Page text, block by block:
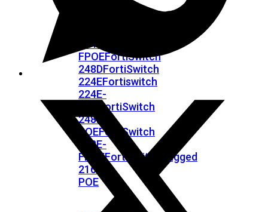
224D-
FPOEFortiSwitch
248DFortiSwitch
224EFortiswitch
224E-
FortiSwitch
248E-
POEFortiSwitch
248E-
FPOEFortiSwitchRugged
216F-
POE